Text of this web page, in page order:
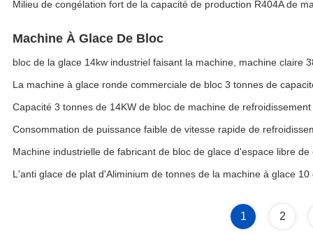
Milieu de congélation fort de la capacité de production R404A de
Machine À Glace De Bloc
bloc de la glace 14kw industriel faisant la machine, machine claire
La machine à glace ronde commerciale de bloc 3 tonnes de
Capacité 3 tonnes de 14KW de bloc de machine de
Consommation de puissance faible de vitesse rapide de
Machine industrielle de fabricant de bloc de glace d'espace libre
L'anti glace de plat d'Aliminium de tonnes de la machine à glace
1 2